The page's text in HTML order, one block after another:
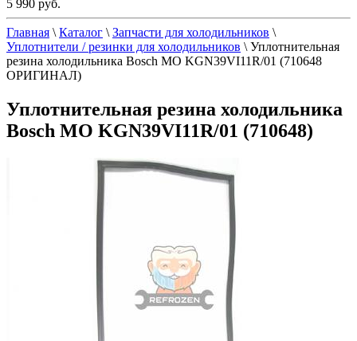
5 990 руб.
Главная \ Каталог \ Запчасти для холодильников \
Уплотнители / резинки для холодильников \ Уплотнительная
резина холодильника Bosch МО KGN39VI11R/01 (710648
ОРИГИНАЛ)
Уплотнительная резина холодильника
Bosch МО KGN39VI11R/01 (710648)